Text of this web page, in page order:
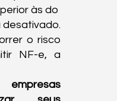
às do
o risco
NF-e, a